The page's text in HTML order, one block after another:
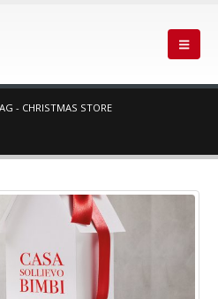
- CHRISTMAS STORE